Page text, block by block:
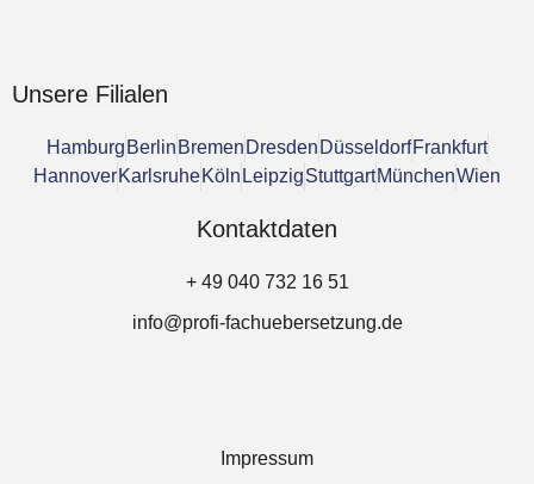
Unsere Filialen
Hamburg Berlin Bremen Dresden Düsseldorf Frankfurt
HannoverKarlsruheKöln LeipzigStuttgartMünchenWien
Kontaktdaten
+ 49 040 732 16 51
info@profi-fachuebersetzung.de
Impressum